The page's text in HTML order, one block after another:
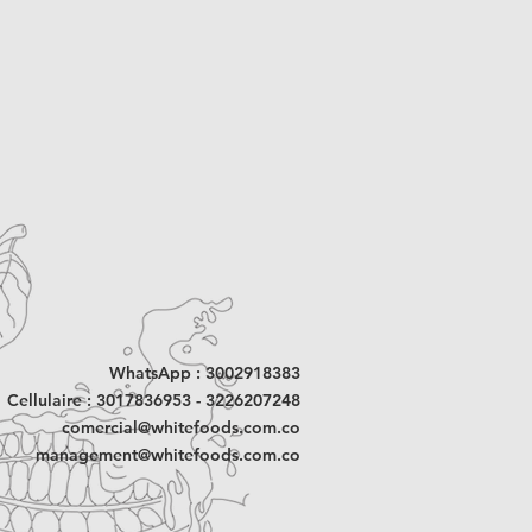
WhatsApp : 3002918383
Cellulaire : 3017836953 - 3226207248
comercial@whitefoods.com.co
management@whitefoods.com.co